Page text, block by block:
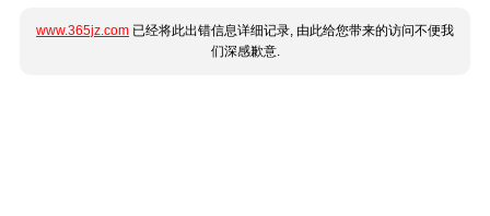
www.365jz.com 已经将此出错信息详细记录, 由此给您带来的访问不便我
们深感歉意.